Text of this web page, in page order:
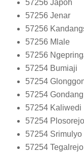
57256 Japoh
57256 Jenar
57256
57256 Mlale
57256
57254 Bumiaji
57254
57254 Gondang
57254 Kaliwedi
57254 Plosorejo
57254 Srimulyo
57254 Tegalrejo